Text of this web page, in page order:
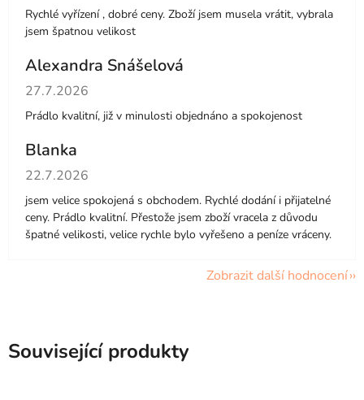
Rychlé vyřízení , dobré ceny. Zboží jsem musela vrátit, vybrala
jsem špatnou velikost
Alexandra Snášelová
Hodnocení obchodu je 5 z 5 hvězdiček.
27.7.2026
Prádlo kvalitní, již v minulosti objednáno a spokojenost
Blanka
Hodnocení obchodu je 5 z 5 hvězdiček.
22.7.2026
jsem velice spokojená s obchodem. Rychlé dodání i přijatelné
ceny. Prádlo kvalitní. Přestože jsem zboží vracela z důvodu
špatné velikosti, velice rychle bylo vyřešeno a peníze vráceny.
Zobrazit další hodnocení
Související produkty